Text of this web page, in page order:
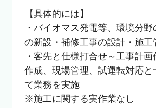
【具体的には】
・バイオマス発電等、環境分野
の新設・補修工事の設計・施工
・客先と仕様打合せ～工事計
作成、現場管理、試運転対応と
て業務を実施
※施工に関する実作業なし